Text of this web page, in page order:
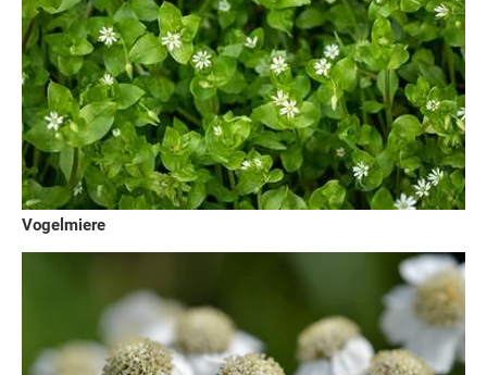
Vogelmiere